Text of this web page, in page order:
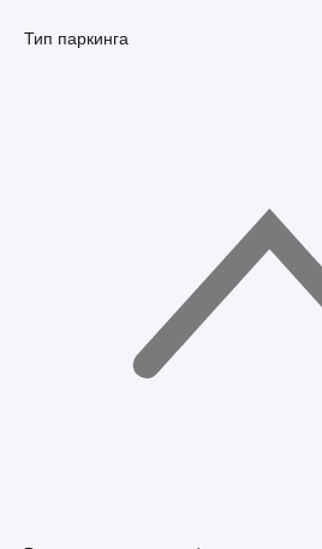
Тип паркинга